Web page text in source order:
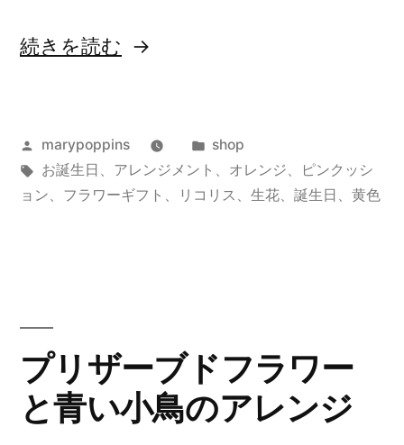
“ピ
ッ
シ
リ
コ
リ
ス
続きを読む
投
稿
者:
marypoppins
カ
ゴ
shop
タ
グ:
お誕生日 、 アレンジメント 、 オレンジ、
ピンクッシ
ョン、 フラワーギフト 、 リコリス 、 生花、 誕生日 、 黄色
プリザーブドフラワー
と青い小鳥のアレンジ